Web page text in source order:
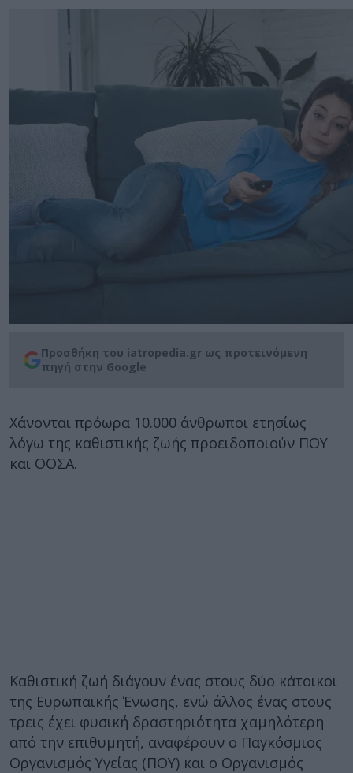
Προσθήκη του iatropedia.gr ως προτεινόμενη
πηγή στην Google
Χάνονται πρόωρα 10.000 άνθρωποι ετησίως
λόγω της καθιστικής ζωής προειδοποιούν ΠΟΥ
και ΟΟΣΑ.
Καθιστική ζωή διάγουν ένας στους δύο κάτοικοι
της Ευρωπαϊκής Ένωσης, ενώ άλλος ένας στους
τρεις έχει φυσική δραστηριότητα χαμηλότερη
από την επιθυμητή, αναφέρουν ο Παγκόσμιος
Οργανισμός Υγείας (ΠΟΥ) και ο Οργανισμός